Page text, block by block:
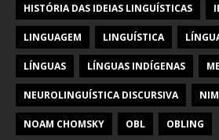
HISTÓRIA DAS IDEIAS LINGUÍSTICAS
LINGUAGEM LINGUÍSTICA
LÍNGUAS LÍNGUAS INDÍGENAS
NEUROLINGUÍSTICA DISCURSIVA
NOAM CHOMSKY OBL OBLING